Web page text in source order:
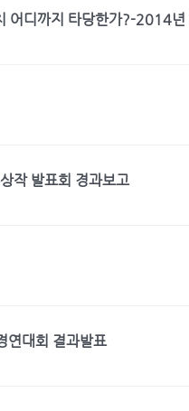
어디까지 타당한가?-2014
작 발표회 경과보고
연대회 결과발표